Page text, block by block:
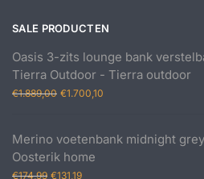
SALE PRODUCTEN
Oasis 3-zits lounge bank
Tierra Outdoor - Tierra outdoor
€1.889,00 Oorspronkelijke
€1.889,00.
€1.700,10
€1.700,10.
Merino voetenbank midnight
Oosterik home
€174,99 Oorspronkelijke
€131,19Huidige